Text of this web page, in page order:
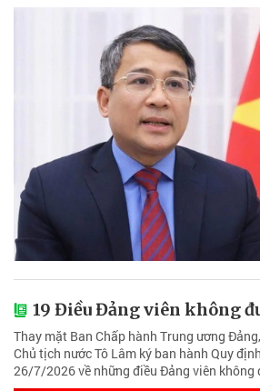
19 Điều Đảng viên không
Thay mặt Ban Chấp hành Trung ương
Chủ tịch nước Tô Lâm ký ban hành Quy
26/7/2026 về những điều Đảng viên không